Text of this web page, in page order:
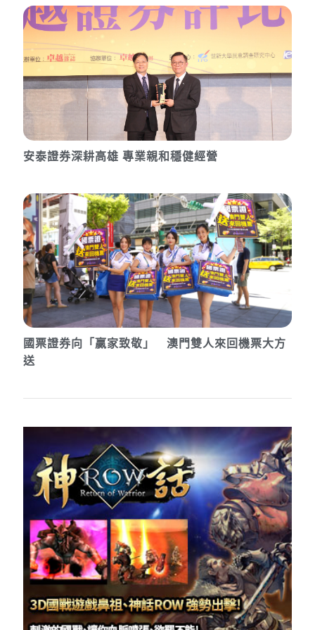
安泰證券深耕高雄 專業親和穩健經營
國票證券向「贏家致敬」 澳門雙人來回機票大方
送